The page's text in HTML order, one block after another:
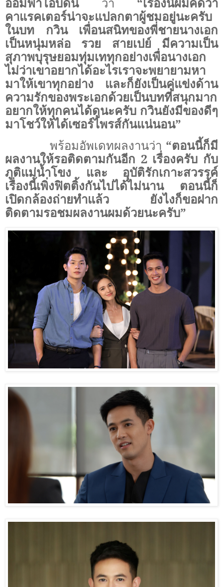
คาแรคเตอร์น่าจะแปลกตาผู้ชมอยู่นะครับ
ในบท กวิน เพื่อนสนิทของพี่ชายนางเอก
เป็นหนุ่มหล่อ รวย สายเปย์ มีความเป็น
สุภาพบุรุษยอมทุ่มเททุกอย่างเพื่อนางเอก
ไม่ว่าเขาอยากได้อะไรเราจะพยายามหา
มาให้เขาทุกอย่าง และก็ยังเป็นคู่แข่งด้าน
ความรักของพระเอกด้วยเป็นบทที่สนุกมาก
อยากให้ทุกคนได้ดูนะครับ กวินยังมีของดีๆ
มาโชว์ให้ได้เซอร์ไพรส์กันแน่นอน”
พร้อมอัพเดทผลงานว่า “ตอนนี้ก็มี
ผลงานให้รอติดตามกันอีก 2 เรื่องครับ กับ
ภูติแม่น้ำโขง และ อุบัติรักเกาะสวรรค์
เรื่องนี้เพิ่งฟิตติ้งกันไปได้ไม่นาน ตอนนี้ก็
เปิดกล้องถ่ายทำแล้ว ยังไงก็ขอฝาก
ติดตามรอชมผลงานผมด้วยนะครับ”